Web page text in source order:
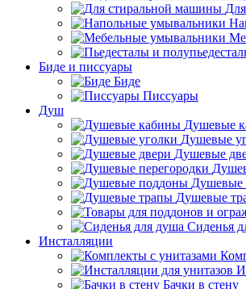
Биде и писсуары
Биде
Писсуары
Душ
Душевые
Душевые
Душевые
Душевые
Душевые
Сиденья
Инсталляции
Бачки в стену